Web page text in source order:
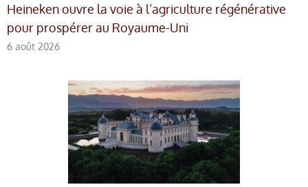
Heineken ouvre la voie à l’agriculture régénérative
pour prospérer au Royaume-Uni
6 août 2026